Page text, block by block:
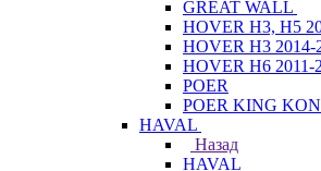
GREAT WALL
HOVER H3, H5
HOVER H3 2014-
HOVER H6 2011-
POER
POER KING
HAVAL
Назад
HAVAL